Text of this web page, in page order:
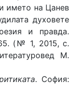
името на Цанев
духовете
и правда.
(№ 1, 2015, с.
М.
. София: